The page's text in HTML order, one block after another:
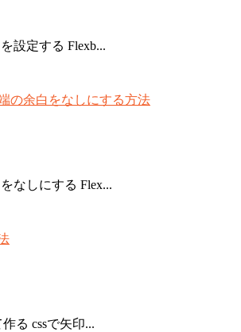
設定する Flexb...
の余白をなしにする方法
なしにする Flex...
る cssで矢印...